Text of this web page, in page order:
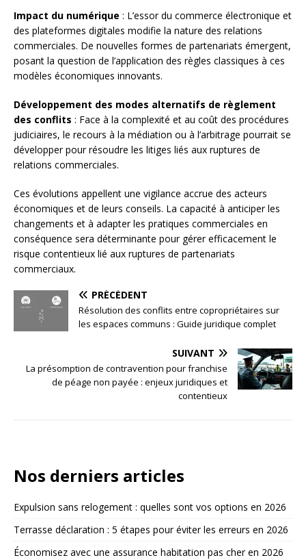
Impact du numérique : L’essor du commerce électronique et
des plateformes digitales modifie la nature des relations
commerciales. De nouvelles formes de partenariats émergent,
posant la question de l’application des règles classiques à ces
modèles économiques innovants.
Développement des modes alternatifs de règlement
des conflits : Face à la complexité et au coût des procédures
judiciaires, le recours à la médiation ou à l’arbitrage pourrait se
développer pour résoudre les litiges liés aux ruptures de
relations commerciales.
Ces évolutions appellent une vigilance accrue des acteurs
économiques et de leurs conseils. La capacité à anticiper les
changements et à adapter les pratiques commerciales en
conséquence sera déterminante pour gérer efficacement le
risque contentieux lié aux ruptures de partenariats
commerciaux.
PRÉCÉDENT
Résolution des conflits entre copropriétaires sur
les espaces communs : Guide juridique complet
SUIVANT
La présomption de contravention pour franchise
de péage non payée : enjeux juridiques et
contentieux
Nos derniers articles
Expulsion sans relogement : quelles sont vos options en 2026
Terrasse déclaration : 5 étapes pour éviter les erreurs en 2026
Économisez avec une assurance habitation pas cher en 2026